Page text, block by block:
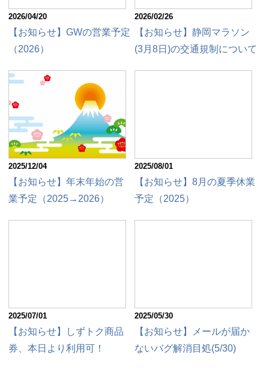
2026/04/20
【お知らせ】GWの営業予定
（2026）
2026/02/26
【お知らせ】静岡マラソン
(3月8日)の交通規制について
2025/12/04
【お知らせ】年末年始の営
業予定（2025→2026）
2025/08/01
【お知らせ】8月の夏季休業
予定（2025）
2025/07/01
【お知らせ】しずトク商品
券、本日より利用可！
2025/05/30
【お知らせ】メールが届か
ないバグ解消目処(5/30)